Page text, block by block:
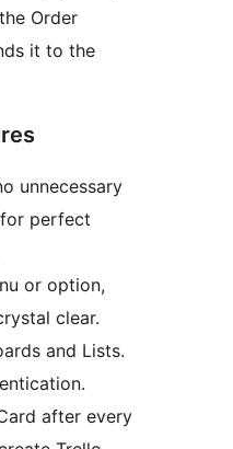
Order
it to the
unnecessary
perfect
or option,
clear.
and Lists.
after every